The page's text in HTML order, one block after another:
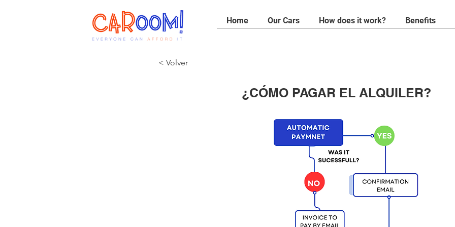
Home Our Cars How does it work? Benefits
< Volver
¿CÓMO PAGAR EL ALQUILER?